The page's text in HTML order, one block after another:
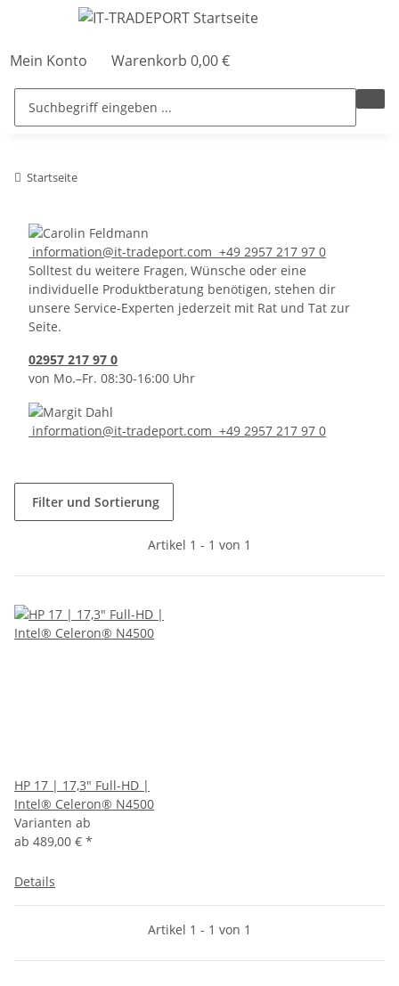
Mein Konto Warenkorb 0,00 €
Startseite
information@it-tradeport.com +49 2957 217 97 0
Solltest du weitere Fragen, Wünsche oder eine
individuelle Produktberatung benötigen, stehen dir
unsere Service-Experten jederzeit mit Rat und Tat zur
Seite.
02957 217 97 0
von Mo.–Fr. 08:30-16:00 Uhr
information@it-tradeport.com +49 2957 217 97 0
Filter und Sortierung
Artikel 1 - 1 von 1
HP 17 | 17,3" Full-HD |
Intel® Celeron® N4500
Varianten ab
ab 489,00 € *
Details
Artikel 1 - 1 von 1